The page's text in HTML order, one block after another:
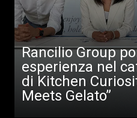
Rancilio Group
esperienza nel
di Kitchen
Meets Gelato”